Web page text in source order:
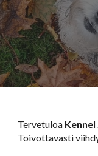
Tervetuloa
Toivottavasti